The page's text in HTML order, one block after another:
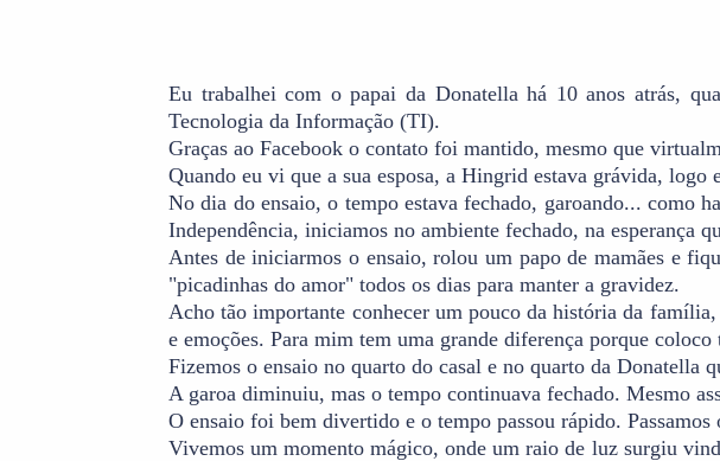
Eu trabalhei com o papai da Donatella há 10 anos atrás,
Tecnologia da Informação (TI).
Graças ao Facebook o contato foi mantido, mesmo que
Quando eu vi que a sua esposa, a Hingrid estava grávida,
No dia do ensaio, o tempo estava fechado, garoando... como
Independência, iniciamos no ambiente fechado, na esperança
Antes de iniciarmos o ensaio, rolou um papo de mamães e
"picadinhas do amor" todos os dias para manter a gravidez.
Acho tão importante conhecer um pouco da história da
e emoções. Para mim tem uma grande diferença porque
Fizemos o ensaio no quarto do casal e no quarto da Donatella
A garoa diminuiu, mas o tempo continuava fechado. Mesmo
O ensaio foi bem divertido e o tempo passou rápido.
Vivemos um momento mágico, onde um raio de luz surgiu